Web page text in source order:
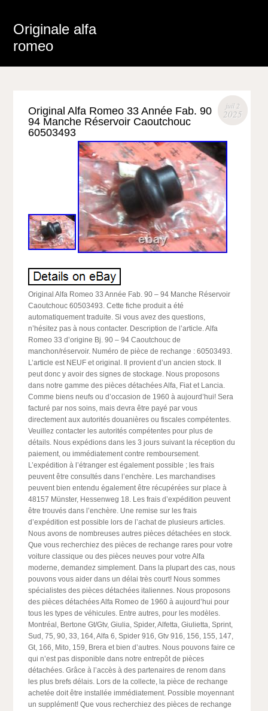
Originale alfa
romeo
juil 2
2025
Original Alfa Romeo 33 Année Fab. 90
94 Manche Réservoir Caoutchouc
60503493
Original Alfa Romeo 33 Année Fab. 90 – 94 Manche Réservoir
Caoutchouc 60503493. Cette fiche produit a été
automatiquement traduite. Si vous avez des questions,
n’hésitez pas à nous contacter. Description de l’article. Alfa
Romeo 33 d’origine Bj. 90 – 94 Caoutchouc de
manchon/réservoir. Numéro de pièce de rechange : 60503493.
L’article est NEUF et original. Il provient d’un ancien stock. Il
peut donc y avoir des signes de stockage. Nous proposons
dans notre gamme des pièces détachées Alfa, Fiat et Lancia.
Comme biens neufs ou d’occasion de 1960 à aujourd’hui! Sera
facturé par nos soins, mais devra être payé par vous
directement aux autorités douanières ou fiscales compétentes.
Veuillez contacter les autorités compétentes pour plus de
détails. Nous expédions dans les 3 jours suivant la réception du
paiement, ou immédiatement contre remboursement.
L’expédition à l’étranger est également possible ; les frais
peuvent être consultés dans l’enchère. Les marchandises
peuvent bien entendu également être récupérées sur place à
48157 Münster, Hessenweg 18. Les frais d’expédition peuvent
être trouvés dans l’enchère. Une remise sur les frais
d’expédition est possible lors de l’achat de plusieurs articles.
Nous avons de nombreuses autres pièces détachées en stock.
Que vous recherchiez des pièces de rechange rares pour votre
voiture classique ou des pièces neuves pour votre Alfa
moderne, demandez simplement. Dans la plupart des cas, nous
pouvons vous aider dans un délai très court! Nous sommes
spécialistes des pièces détachées italiennes. Nous proposons
des pièces détachées Alfa Romeo de 1960 à aujourd’hui pour
tous les types de véhicules. Entre autres, pour les modèles.
Montréal, Bertone Gt/Gtv, Giulia, Spider, Alfetta, Giulietta, Sprint,
Sud, 75, 90, 33, 164, Alfa 6, Spider 916, Gtv 916, 156, 155, 147,
Gt, 166, Mito, 159, Brera et bien d’autres. Nous pouvons faire ce
qui n’est pas disponible dans notre entrepôt de pièces
détachées. Grâce à l’accès à des partenaires de renom dans
les plus brefs délais. Lors de la collecte, la pièce de rechange
achetée doit être installée immédiatement. Possible moyennant
un supplément! Que vous recherchiez des pièces de rechange